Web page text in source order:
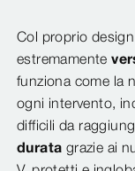
Col proprio
estremamente
funziona come la
ogni intervento,
difficili da
durata grazie ai